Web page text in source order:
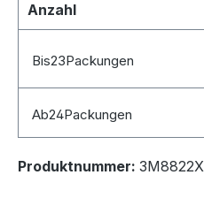
Anzahl
Bis23Packungen
Ab24Packungen
Produktnummer: